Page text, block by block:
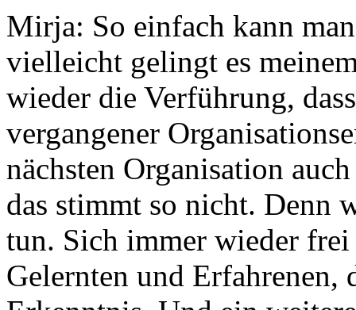
Mirja: So einfach kann
vielleicht gelingt es
wieder die Verführung,
vergangener
nächsten Organisation
das stimmt so nicht. Denn
tun. Sich immer wieder
Gelernten und Erfahrenen,